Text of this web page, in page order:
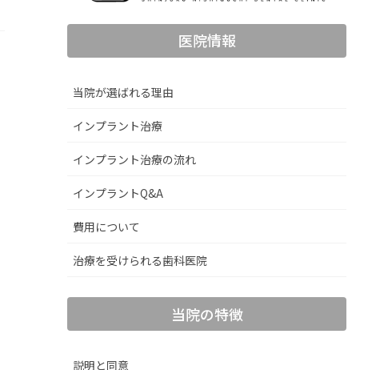
医院情報
当院が選ばれる理由
インプラント治療
インプラント治療の流れ
インプラントQ&A
費用について
治療を受けられる歯科医院
当院の特徴
説明と同意